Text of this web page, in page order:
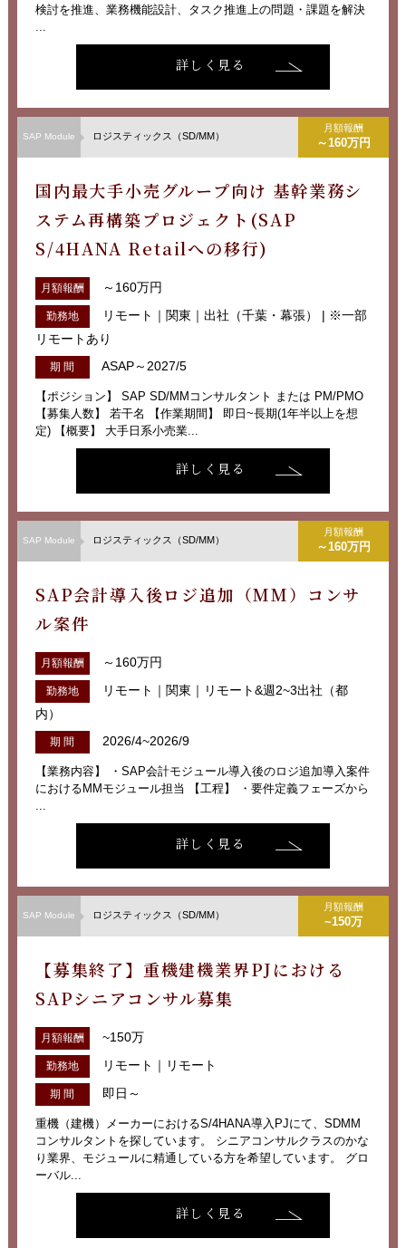
検討を推進、業務機能設計、タスク推進上の問題・課題を解決
...
詳しく見る
SAP Module ロジスティックス（SD/MM）
月額報酬
～160万円
国内最大手小売グループ向け 基幹業務シ
ステム再構築プロジェクト(SAP
S/4HANA Retailへの移行)
月額報酬 ～160万円
勤務地
リモート｜関東｜出社（千葉・幕張） | ※一部
リモートあり
期 間 ASAP～2027/5
【ポジション】 SAP SD/MMコンサルタント または PM/PMO
【募集人数】 若干名 【作業期間】 即日~長期(1年半以上を想
定) 【概要】 大手日系小売業...
詳しく見る
SAP Module ロジスティックス（SD/MM）
月額報酬
～160万円
SAP会計導入後ロジ追加（MM）コンサ
ル案件
月額報酬 ～160万円
勤務地
リモート｜関東｜リモート&週2~3出社（都
内）
期 間 2026/4~2026/9
【業務内容】 ・SAP会計モジュール導入後のロジ追加導入案件
におけるMMモジュール担当 【工程】 ・要件定義フェーズから
...
詳しく見る
SAP Module ロジスティックス（SD/MM）
月額報酬
~150万
【募集終了】重機建機業界PJにおける
SAPシニアコンサル募集
月額報酬 ~150万
勤務地 リモート｜リモート
期 間 即日～
重機（建機）メーカーにおけるS/4HANA導入PJにて、SDMM
コンサルタントを探しています。 シニアコンサルクラスのかな
り業界、モジュールに精通している方を希望しています。 グロ
ーバル...
詳しく見る